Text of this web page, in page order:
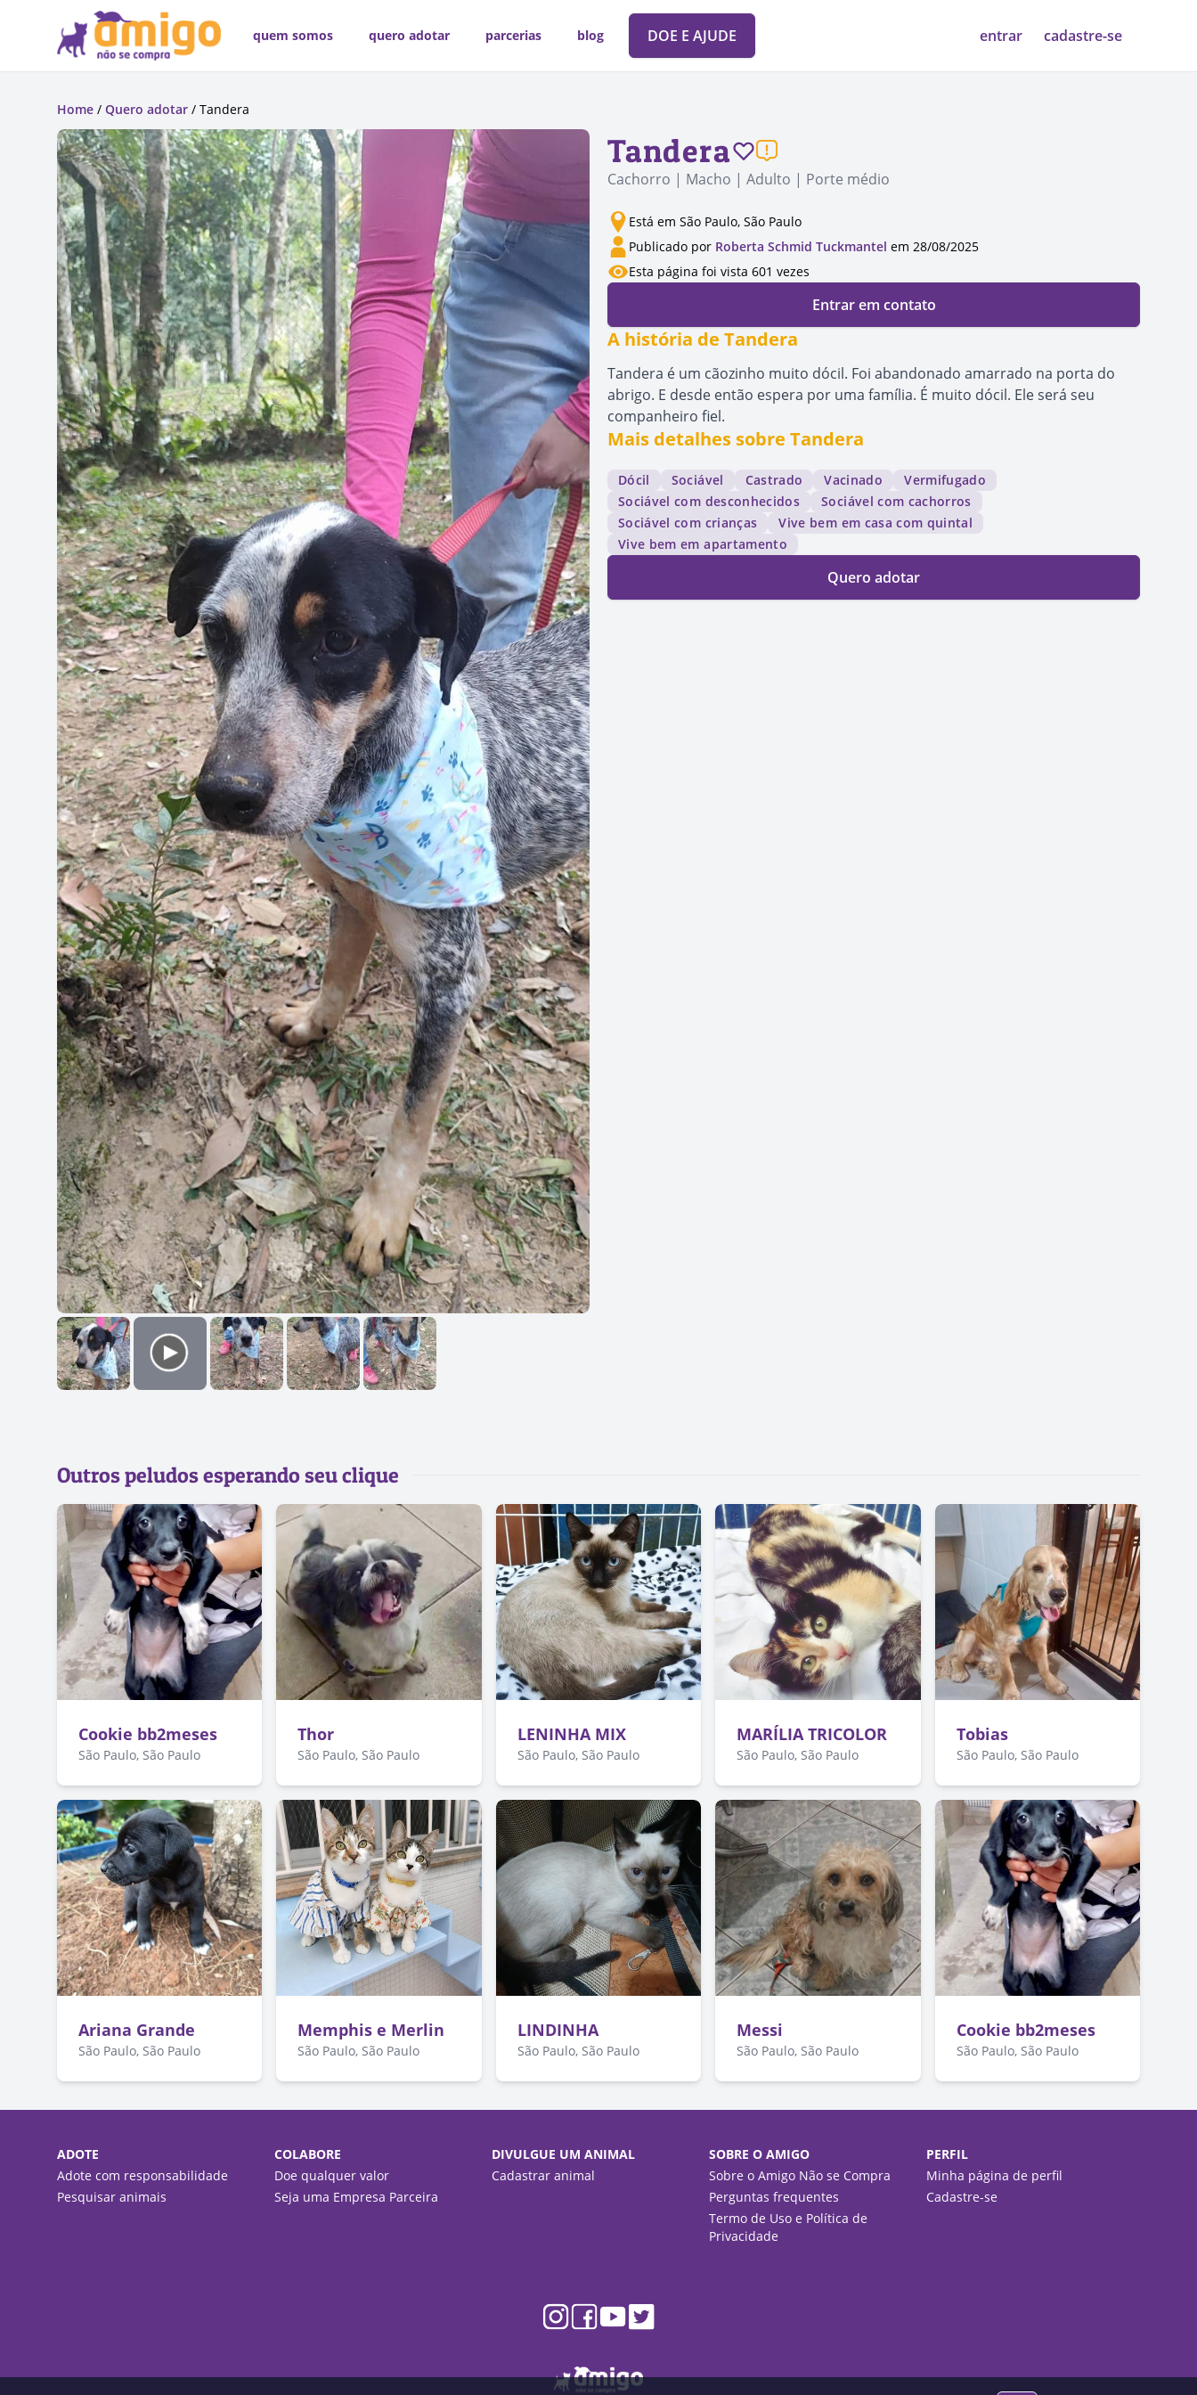
quem somos quero adotar parcerias blog DOE E AJUDE entrar cadastre-se
Home / Quero adotar / Tandera
Tandera
Cachorro | Macho | Adulto | Porte médio
Está em São Paulo, São Paulo
Publicado por Roberta Schmid Tuckmantel em 28/08/2025
Esta página foi vista 601 vezes
Entrar em contato
A história de Tandera
Tandera é um cãozinho muito dócil. Foi abandonado amarrado na porta do
abrigo. E desde então espera por uma família. É muito dócil. Ele será seu
companheiro fiel.
Mais detalhes sobre Tandera
Dócil Sociável Castrado Vacinado
Vermifugado
Sociável com desconhecidos
Sociável com cachorros
Sociável com crianças
Vive bem em casa com quintal
Vive bem em apartamento
Quero adotar
Outros peludos esperando seu clique
Cookie bb2meses
São Paulo, São Paulo
Thor
São Paulo, São Paulo
LENINHA MIX
São Paulo, São Paulo
MARÍLIA TRICOLOR
São Paulo, São Paulo
Tobias
São Paulo, São Paulo
Ariana Grande
São Paulo, São Paulo
Memphis e Merlin
São Paulo, São Paulo
LINDINHA
São Paulo, São Paulo
Messi
São Paulo, São Paulo
Cookie bb2meses
São Paulo, São Paulo
ADOTE
Adote com responsabilidade
Pesquisar animais
COLABORE
Doe qualquer valor
Seja uma Empresa Parceira
DIVULGUE UM ANIMAL
Cadastrar animal
SOBRE O AMIGO
Sobre o Amigo Não se Compra
Perguntas frequentes
Termo de Uso e Política de
Privacidade
PERFIL
Minha página de perfil
Cadastre-se